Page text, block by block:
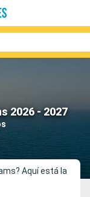
2026 - 2027
Compañías
Aquí está la